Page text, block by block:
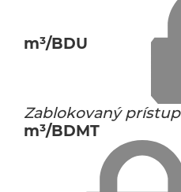
m³/BDU
Zablokovaný prístup
m³/BDMT